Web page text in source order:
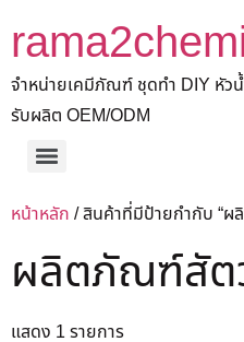
จำหน่ายเคมีภัณฑ์ ชุดทำ DIY หัว
รับผลิต OEM/ODM
หน้าหลัก / สินค้าที่มีป้ายกำกับ “ผ
ผลิตภัณฑ์สัต
แสดง 1 รายการ